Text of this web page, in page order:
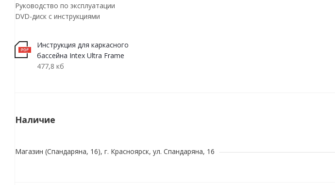
Руководство по эксплуатации
DVD-диск с инструкциями
Инструкция для каркасного
бассейна Intex Ultra Frame
477,8 кб
Наличие
Магазин (Спандаряна, 16), г. Красноярск, ул. Спандаряна, 16